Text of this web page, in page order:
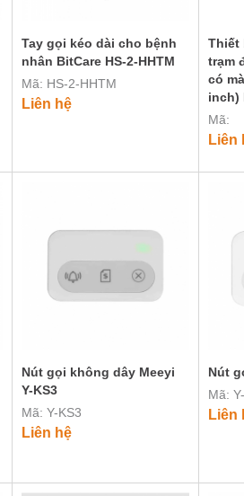
Tay gọi kéo dài cho bệnh
nhân BitCare HS-2-HHTM
Mã: HS-2-HHTM
Liên hệ
Thiết
trạm
có
inch)
Mã:
Liên
Nút gọi không dây Meeyi
Y-KS3
Mã: Y-KS3
Liên hệ
Nút
Mã:
Liên